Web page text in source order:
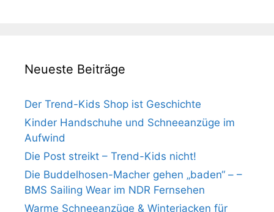
Neueste Beiträge
Der Trend-Kids Shop ist Geschichte
Kinder Handschuhe und Schneeanzüge im
Aufwind
Die Post streikt – Trend-Kids nicht!
Die Buddelhosen-Macher gehen „baden“ – –
BMS Sailing Wear im NDR Fernsehen
Warme Schneeanzüge & Winterjacken für